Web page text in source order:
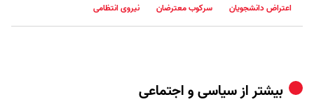
اعتراض دانشجویان
سرکوب معترضان نیروی انتظامی
بیشتر ازسیاسی و اجتماعی